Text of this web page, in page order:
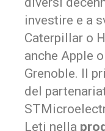
investire e a
Caterpillar o
anche Apple
Grenoble. Il
del
Leti nella